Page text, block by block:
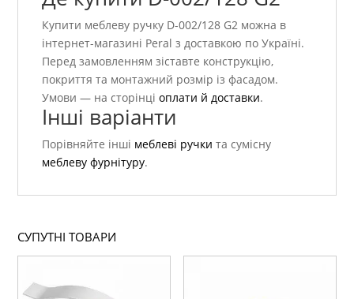
Купити меблеву ручку D-002/128 G2 можна в
інтернет-магазині Peral з доставкою по Україні.
Перед замовленням зіставте конструкцію,
покриття та монтажний розмір із фасадом.
Умови — на сторінціоплати й доставки.
Інші варіанти
Порівняйте інші меблеві ручки та сумісну
меблеву фурнітуру.
СУПУТНІ ТОВАРИ